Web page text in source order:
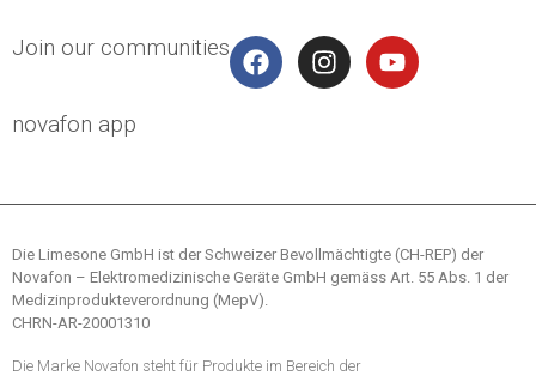
Join our communities
novafon app
Die Limesone GmbH ist der Schweizer Bevollmächtigte (CH-REP) der
Novafon – Elektromedizinische Geräte GmbH gemäss Art. 55 Abs. 1 der
Medizinprodukteverordnung (MepV).
CHRN-AR-20001310
Die Marke Novafon steht für Produkte im Bereich der